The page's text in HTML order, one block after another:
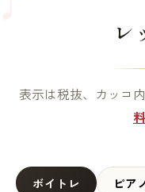
レ
表示は税抜、カッコ
ボイトレ ピア